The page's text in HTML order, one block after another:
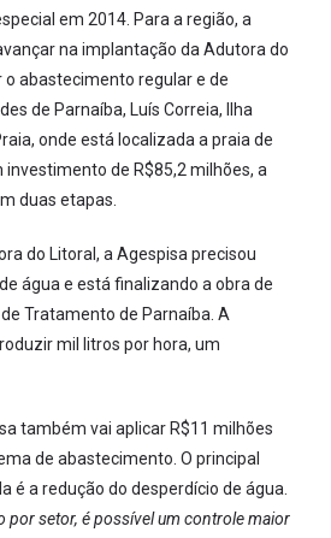
em 2014. Para a região, a
na implantação da Adutora do
o abastecimento regular e de
de Parnaíba, Luís Correia, Ilha
onde está localizada a praia de
investimento de R$85,2 milhões, a
duas etapas.
do Litoral, a Agespisa precisou
água e está finalizando a obra de
Tratamento de Parnaíba. A
mil litros por hora, um
também vai aplicar R$11 milhões
de abastecimento. O principal
é a redução do desperdício de água.
por setor, é possível um controle maior